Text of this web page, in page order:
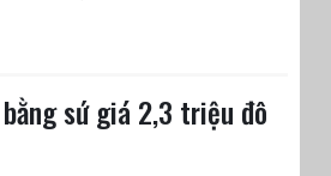
sứ giá 2,3 triệu đô